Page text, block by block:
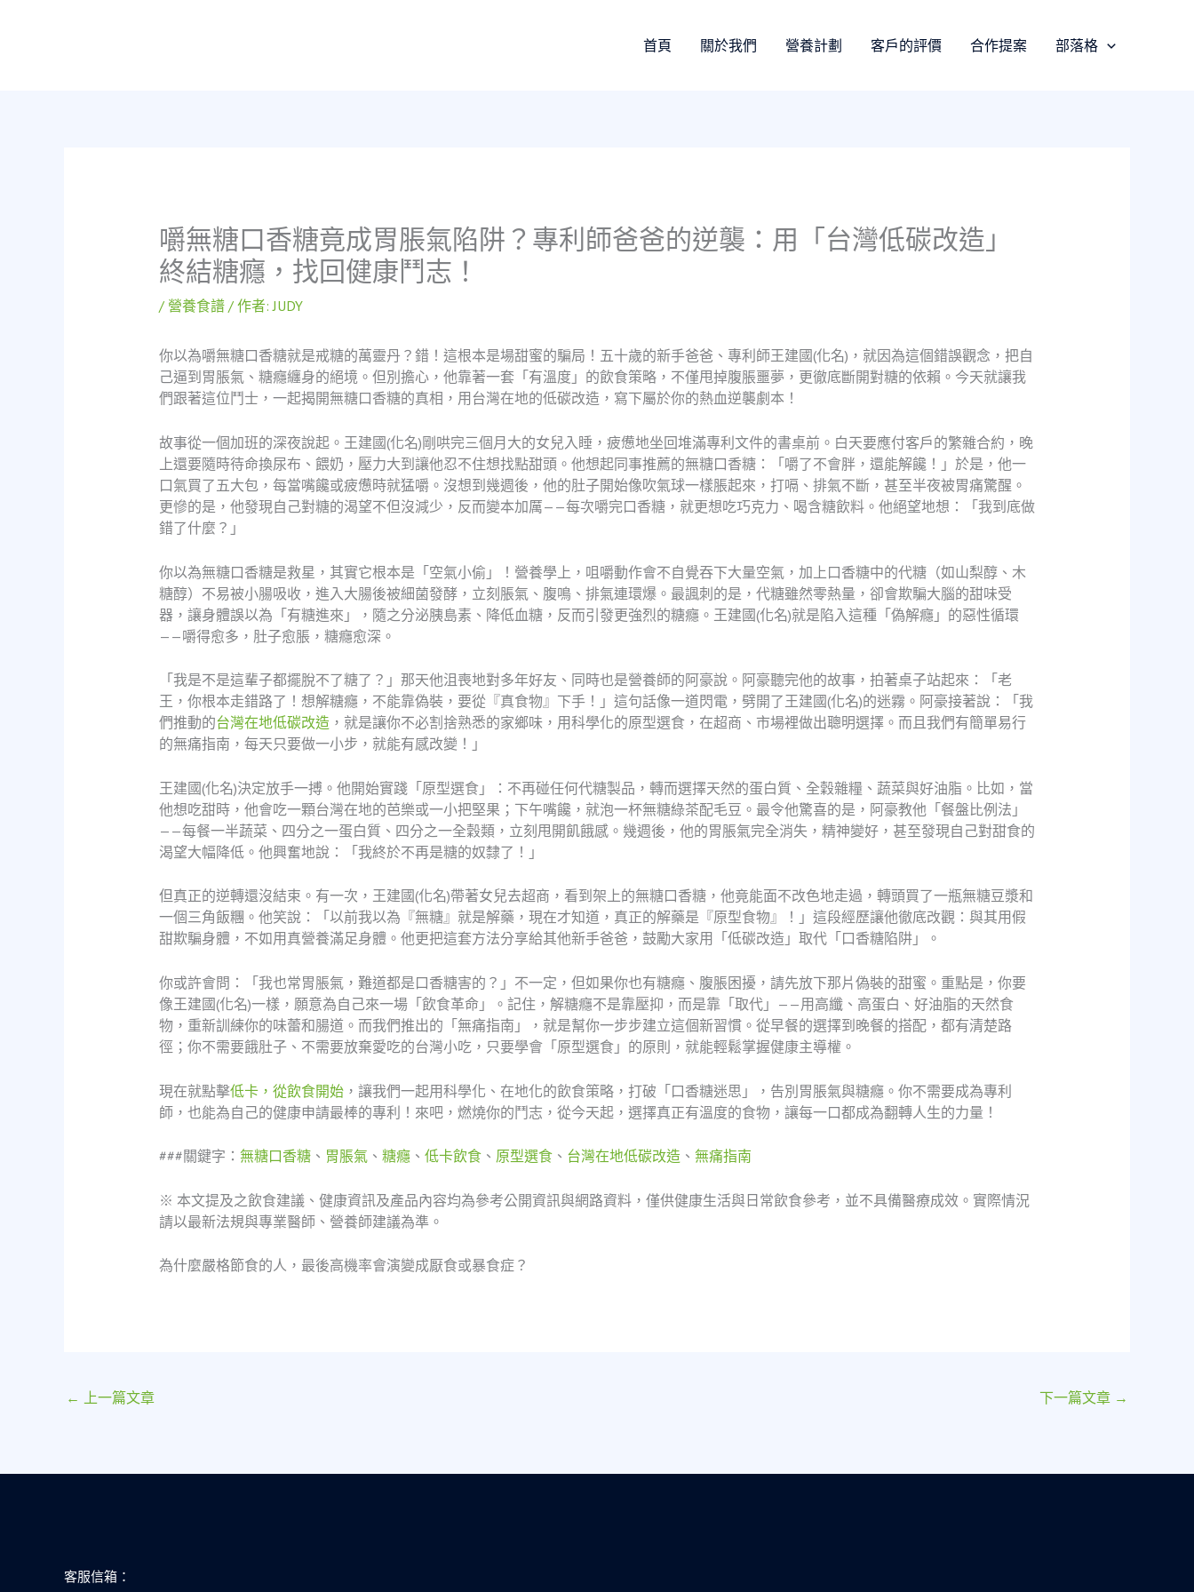
首頁 關於我們 營養計劃 客戶的評價 合作提案 部落格
嚼無糖口香糖竟成胃脹氣陷阱？專利師爸爸的逆襲：用「台灣低碳改造」
終結糖癮，找回健康鬥志！
/ 營養食譜/ 作者:JUDY
你以為嚼無糖口香糖就是戒糖的萬靈丹？錯！這根本是場甜蜜的騙局！五十歲的新手爸爸、專利師王建國(化名)，就因為這個錯誤觀念，把自
己逼到胃脹氣、糖癮纏身的絕境。但別擔心，他靠著一套「有溫度」的飲食策略，不僅甩掉腹脹噩夢，更徹底斷開對糖的依賴。今天就讓我
們跟著這位鬥士，一起揭開無糖口香糖的真相，用台灣在地的低碳改造，寫下屬於你的熱血逆襲劇本！
故事從一個加班的深夜說起。王建國(化名)剛哄完三個月大的女兒入睡，疲憊地坐回堆滿專利文件的書桌前。白天要應付客戶的繁雜合約，晚
上還要隨時待命換尿布、餵奶，壓力大到讓他忍不住想找點甜頭。他想起同事推薦的無糖口香糖：「嚼了不會胖，還能解饞！」於是，他一
口氣買了五大包，每當嘴饞或疲憊時就猛嚼。沒想到幾週後，他的肚子開始像吹氣球一樣脹起來，打嗝、排氣不斷，甚至半夜被胃痛驚醒。
更慘的是，他發現自己對糖的渴望不但沒減少，反而變本加厲——每次嚼完口香糖，就更想吃巧克力、喝含糖飲料。他絕望地想：「我到底做
錯了什麼？」
你以為無糖口香糖是救星，其實它根本是「空氣小偷」！營養學上，咀嚼動作會不自覺吞下大量空氣，加上口香糖中的代糖（如山梨醇、木
糖醇）不易被小腸吸收，進入大腸後被細菌發酵，立刻脹氣、腹鳴、排氣連環爆。最諷刺的是，代糖雖然零熱量，卻會欺騙大腦的甜味受
器，讓身體誤以為「有糖進來」，隨之分泌胰島素、降低血糖，反而引發更強烈的糖癮。王建國(化名)就是陷入這種「偽解癮」的惡性循環
——嚼得愈多，肚子愈脹，糖癮愈深。
「我是不是這輩子都擺脫不了糖了？」那天他沮喪地對多年好友、同時也是營養師的阿豪說。阿豪聽完他的故事，拍著桌子站起來：「老
王，你根本走錯路了！想解糖癮，不能靠偽裝，要從『真食物』下手！」這句話像一道閃電，劈開了王建國(化名)的迷霧。阿豪接著說：「我
們推動的台灣在地低碳改造 ，就是讓你不必割捨熟悉的家鄉味，用科學化的原型選食，在超商、市場裡做出聰明選擇。而且我們有簡單易行
的無痛指南，每天只要做一小步，就能有感改變！」
王建國(化名)決定放手一搏。他開始實踐「原型選食」：不再碰任何代糖製品，轉而選擇天然的蛋白質、全穀雜糧、蔬菜與好油脂。比如，當
他想吃甜時，他會吃一顆台灣在地的芭樂或一小把堅果；下午嘴饞，就泡一杯無糖綠茶配毛豆。最令他驚喜的是，阿豪教他「餐盤比例法」
——每餐一半蔬菜、四分之一蛋白質、四分之一全穀類，立刻甩開飢餓感。幾週後，他的胃脹氣完全消失，精神變好，甚至發現自己對甜食的
渴望大幅降低。他興奮地說：「我終於不再是糖的奴隸了！」
但真正的逆轉還沒結束。有一次，王建國(化名)帶著女兒去超商，看到架上的無糖口香糖，他竟能面不改色地走過，轉頭買了一瓶無糖豆漿和
一個三角飯糰。他笑說：「以前我以為『無糖』就是解藥，現在才知道，真正的解藥是『原型食物』！」這段經歷讓他徹底改觀：與其用假
甜欺騙身體，不如用真營養滿足身體。他更把這套方法分享給其他新手爸爸，鼓勵大家用「低碳改造」取代「口香糖陷阱」。
你或許會問：「我也常胃脹氣，難道都是口香糖害的？」不一定，但如果你也有糖癮、腹脹困擾，請先放下那片偽裝的甜蜜。重點是，你要
像王建國(化名)一樣，願意為自己來一場「飲食革命」。記住，解糖癮不是靠壓抑，而是靠「取代」——用高纖、高蛋白、好油脂的天然食
物，重新訓練你的味蕾和腸道。而我們推出的「無痛指南」，就是幫你一步步建立這個新習慣。從早餐的選擇到晚餐的搭配，都有清楚路
徑；你不需要餓肚子、不需要放棄愛吃的台灣小吃，只要學會「原型選食」的原則，就能輕鬆掌握健康主導權。
現在就點擊低卡，從飲食開始，讓我們一起用科學化、在地化的飲食策略，打破「口香糖迷思」，告別胃脹氣與糖癮。你不需要成為專利
師，也能為自己的健康申請最棒的專利！來吧，燃燒你的鬥志，從今天起，選擇真正有溫度的食物，讓每一口都成為翻轉人生的力量！
###關鍵字： 無糖口香糖、 胃脹氣、 糖癮、 低卡飲食、 原型選食、 台灣在地低碳改造 、 無痛指南
※ 本文提及之飲食建議、健康資訊及產品內容均為參考公開資訊與網路資料，僅供健康生活與日常飲食參考，並不具備醫療成效。實際情況
請以最新法規與專業醫師、營養師建議為準。
為什麼嚴格節食的人，最後高機率會演變成厭食或暴食症？
← 上一篇文章 下一篇文章 →
客服信箱：